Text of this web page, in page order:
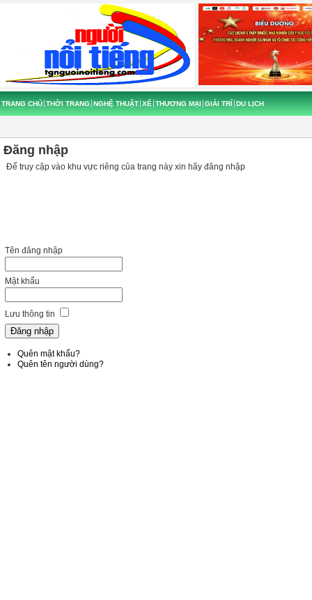
TRANG CHỦ THỜI TRANG NGHỆ THUẬT XẾ THƯƠNG MẠI GIẢI TRÍ DU LỊCH
Đăng nhập
Để truy cập vào khu vực riêng của trang này xin hãy đăng nhập
Tên đăng nhập
Mật khẩu
Lưu thông tin
Quên mật khẩu?
Quên tên người dùng?